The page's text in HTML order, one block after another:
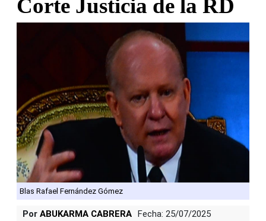
Corte Justicia de la RD
Blas Rafael Fernández Gómez
Por ABUKARMA CABRERA Fecha: 25/07/2025